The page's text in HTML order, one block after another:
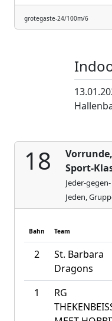
grotegaste-24/100m/6
18
Vorrunde,
Sport-
Jeder-gegen-
Jeden,
Bahn Team
2
St. Barbara
Dragons
1
RG